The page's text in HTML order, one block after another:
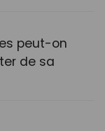
peut-on
de sa